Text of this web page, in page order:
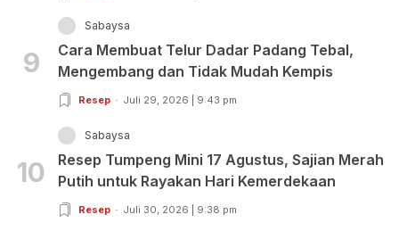
9
Sabaysa
Cara Membuat Telur Dadar Padang Tebal,
Mengembang dan Tidak Mudah Kempis
Resep Juli 29, 2026 | 9:43 pm
10
Sabaysa
Resep Tumpeng Mini 17 Agustus, Sajian Merah
Putih untuk Rayakan Hari Kemerdekaan
Resep Juli 30, 2026 | 9:38 pm